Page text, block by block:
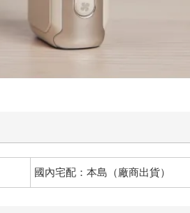
國內宅配：本島（廠商出貨）